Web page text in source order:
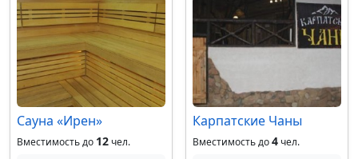
Сауна «Ирен»
Вместимость до 12чел.
Карпатские Чаны
Вместимость до4чел.